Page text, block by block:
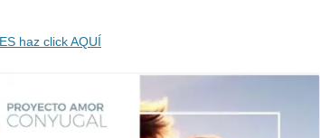
haz click AQUÍ